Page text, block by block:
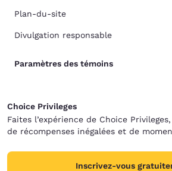
Plan-du-site
Divulgation responsable
Paramètres des témoins
Choice Privileges
Faites l’expérience de Choice
de récompenses inégalées et de
Inscrivez-vous